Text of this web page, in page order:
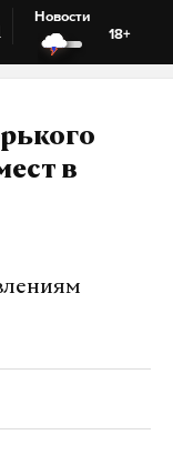
Новости
18+
в